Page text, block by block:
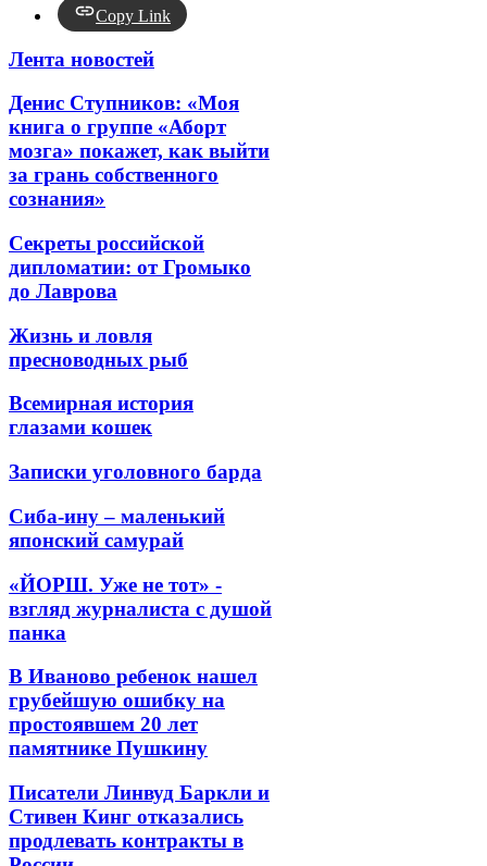
Copy Link
Лента новостей
Денис Ступников: «Моя
книга о группе «Аборт
мозга» покажет, как выйти
за грань собственного
сознания»
Секреты российской
дипломатии: от Громыко
до Лаврова
Жизнь и ловля
пресноводных рыб
Всемирная история
глазами кошек
Записки уголовного барда
Сиба-ину – маленький
японский самурай
«ЙОРШ. Уже не тот» -
взгляд журналиста с душой
панка
В Иваново ребенок нашел
грубейшую ошибку на
простоявшем 20 лет
памятнике Пушкину
Писатели Линвуд Баркли и
Стивен Кинг отказались
продлевать контракты в